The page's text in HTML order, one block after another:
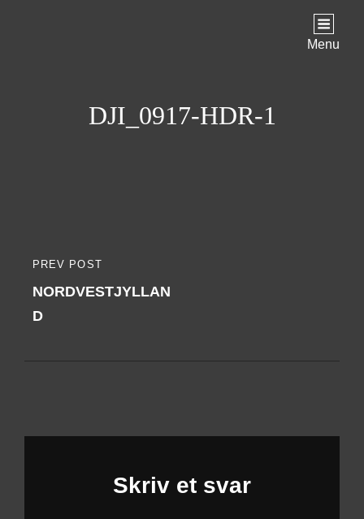
Menu
DJI_0917-HDR-1
Indlægsnavigation
PREVIOUS
POST
PREV POST
NORDVESTJYLLAN
D
Skriv et svar